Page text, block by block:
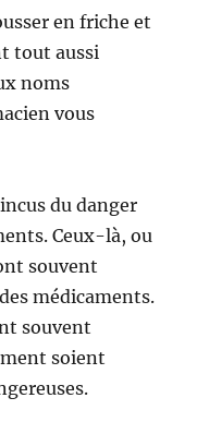
en friche et
tout aussi
noms
vous
du danger
Ceux-là, ou
souvent
médicaments.
souvent
soient